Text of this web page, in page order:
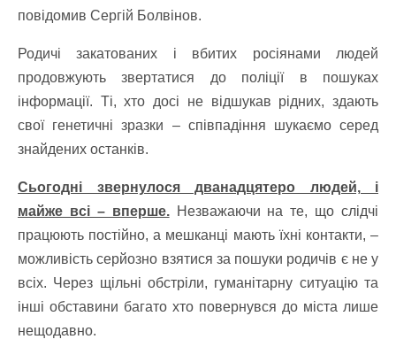
повідомив Сергій Болвінов.
Родичі закатованих і вбитих росіянами людей
продовжують звертатися до поліції в пошуках
інформації. Ті, хто досі не відшукав рідних, здають
свої генетичні зразки – співпадіння шукаємо серед
знайдених останків.
Сьогодні звернулося дванадцятеро людей, і
майже всі – вперше.Незважаючи на те, що слідчі
працюють постійно, а мешканці мають їхні контакти, –
можливість серйозно взятися за пошуки родичів є не у
всіх. Через щільні обстріли, гуманітарну ситуацію та
інші обставини багато хто повернувся до міста лише
нещодавно.